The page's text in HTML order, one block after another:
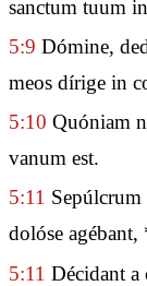
sanctum tuum
5:9 Dómine,
meos dírige in
5:10 Quóniam
vanum est.
5:11
dolóse
5:11 Décidant a